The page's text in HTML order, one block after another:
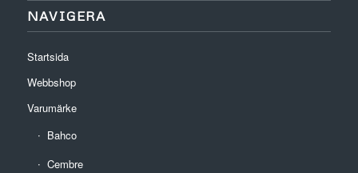
NAVIGERA
Startsida
Webbshop
Varumärke
Bahco
Cembre